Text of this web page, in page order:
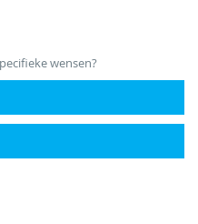
wensen?